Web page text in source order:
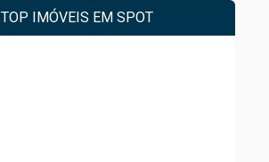
TOP IMÓVEIS EM SPOT